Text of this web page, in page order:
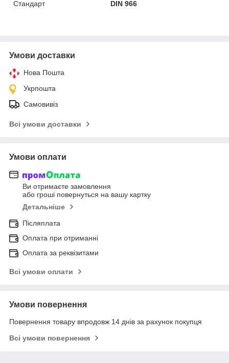
Стандарт
DIN 966
Умови доставки
Нова Пошта
Укрпошта
Самовивіз
Всі умови доставки
Умови оплати
Ви отримаєте замовлення
або гроші повернуться на вашу картку
Детальніше
Післяплата
Оплата при отриманні
Оплата за реквізитами
Всі умови оплати
Умови повернення
Повернення товару впродовж 14 днів за рахунок покупця
Всі умови повернення